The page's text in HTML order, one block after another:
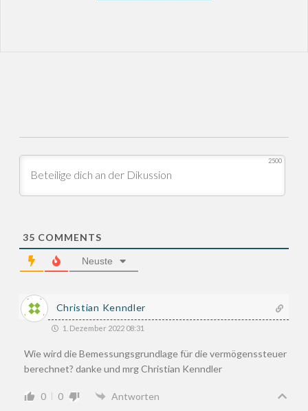
2500
35 COMMENTS
Neuste
Christian Kenndler
1. Dezember 2022 08:31
Wie wird die Bemessungsgrundlage für die vermögenssteuer
berechnet? danke und mrg Christian Kenndler
0 0 Antworten